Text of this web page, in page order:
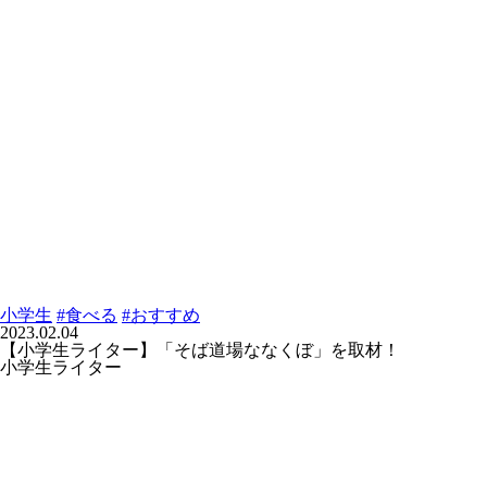
小学生 #食べる #おすすめ
2023.02.04
【小学生ライター】「そば道場ななくぼ」を取材！
小学生ライター